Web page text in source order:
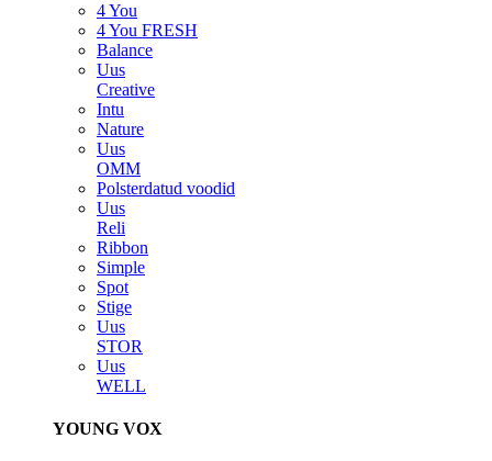
4 You
4 You FRESH
Balance
Uus
Creative
Intu
Nature
Uus
OMM
Polsterdatud voodid
Uus
Reli
Ribbon
Simple
Spot
Stige
Uus
STOR
Uus
WELL
YOUNG VOX